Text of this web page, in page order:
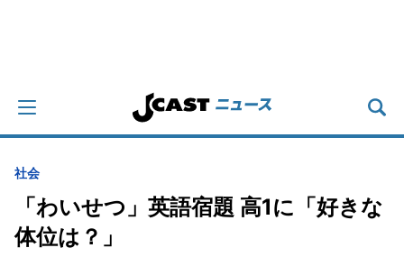
社会
「わいせつ」英語宿題 高1に「好きな
体位は？」